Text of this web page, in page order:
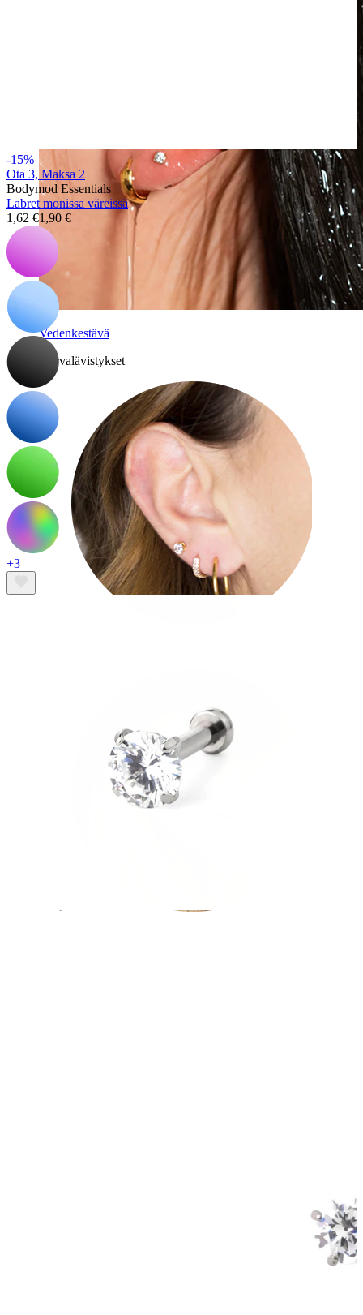
Vedenkestävä
Korvalävistykset
-15%
Ota 3, Maksa 2
Bodymod Essentials
Labret monissa väreissä
1,62 €1,90 €
+3